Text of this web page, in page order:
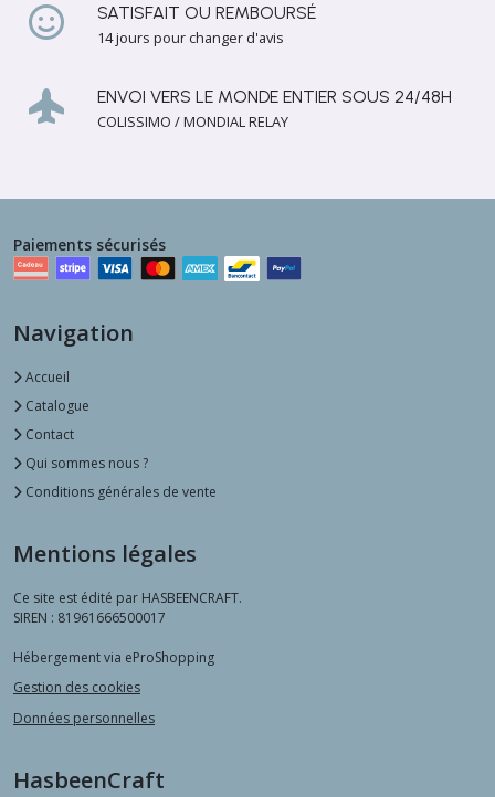
SATISFAIT OU REMBOURSÉ
14 jours pour changer d'avis
ENVOI VERS LE MONDE ENTIER SOUS 24/48H
COLISSIMO / MONDIAL RELAY
Paiements sécurisés
Navigation
Accueil
Catalogue
Contact
Qui sommes nous ?
Conditions générales de vente
Mentions légales
Ce site est édité par HASBEENCRAFT.
SIREN : 81961666500017
Hébergement via eProShopping
Gestion des cookies
Données personnelles
HasbeenCraft